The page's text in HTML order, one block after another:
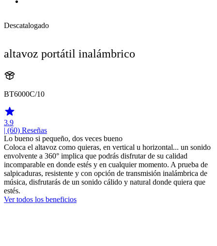
Descatalogado
altavoz portátil inalámbrico
BT6000C/10
3.9
| (60) Reseñas
Lo bueno si pequeño, dos veces bueno
Coloca el altavoz como quieras, en vertical u horizontal... un sonido
envolvente a 360° implica que podrás disfrutar de su calidad
incomparable en donde estés y en cualquier momento. A prueba de
salpicaduras, resistente y con opción de transmisión inalámbrica de
música, disfrutarás de un sonido cálido y natural donde quiera que
estés.
Ver todos los beneficios